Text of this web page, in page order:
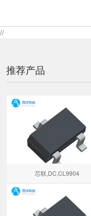
//
推荐产品
芯联,DC,CL9904